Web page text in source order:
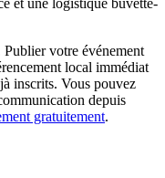
et une logistique buvette-
votre événement
local immédiat
inscrits. Vous pouvez
depuis
gratuitement.